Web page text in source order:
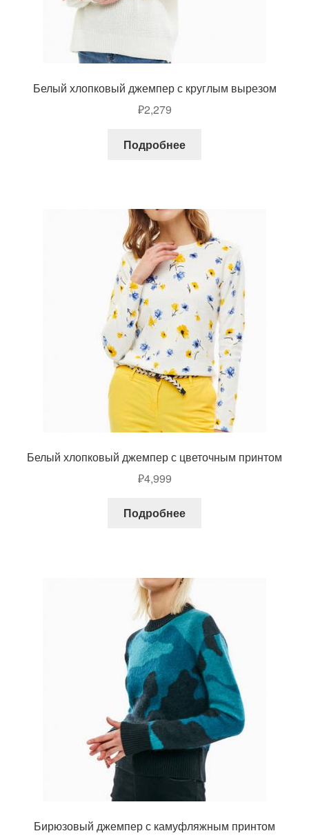
Белый хлопковый джемпер с круглым вырезом
₽2,279
Подробнее
Белый хлопковый джемпер с цветочным принтом
₽4,999
Подробнее
Бирюзовый джемпер с камуфляжным принтом